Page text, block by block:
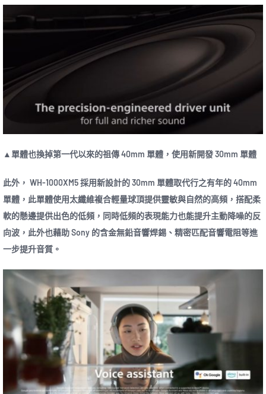
▲單體也換掉第一代以來的祖傳 40mm 單體，使用新開發 30mm 單體
此外， WH-1000XM5 採用新設計的 30mm 單體取代行之有年的 40mm
單體，此單體使用太纖維複合輕量球頂提供靈敏與自然的高頻，搭配柔
軟的懸邊提供出色的低頻，同時低頻的表現能力也能提升主動降噪的反
向波，此外也藉助 Sony 的含金無鉛音響焊錫、精密匹配音響電阻等進
一步提升音質。